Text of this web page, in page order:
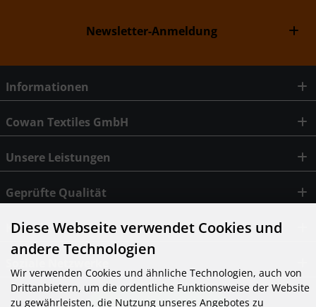
Newsletter-Anmeldung
Informationen
Cowan Textiles GmbH
Unsere Leistungen
Geprüfte Qualität
Kontakt
Diese Webseite verwendet Cookies und
andere Technologien
Wir verwenden Cookies und ähnliche Technologien, auch von
Drittanbietern, um die ordentliche Funktionsweise der Website
zu gewährleisten, die Nutzung unseres Angebotes zu